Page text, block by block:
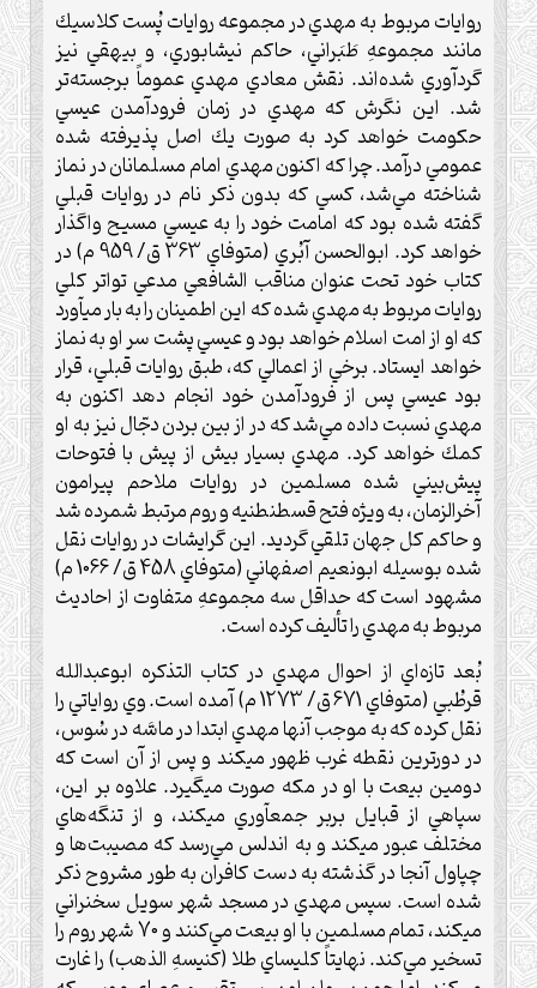
روايات مربوط به مهدي در مجموعه روايات پُست كلاسيك
مانند مجموعهِ طَبَراني، حاكم نيشابوري، و بيهقي نيز
گردآوري شده‌اند. نقش معادي مهدي عموماً برجسته‌تر
شد. اين نگرش كه مهدي در زمان فرودآمدن عيسي
حكومت خواهد كرد به صورت يك اصل پذيرفته شده
عمومي درآمد. چرا كه اكنون مهدي امام مسلمانان در نماز
شناخته مي‌شد، كسي كه بدون ذكر نام در روايات قبلي
گفته شده بود كه امامت خود را به عيسي مسيح واگذار
خواهد كرد. ابوالحسن آبُري (متوفاي 363 ق/ 959 م) در
كتاب خود تحت عنوان مناقب الشافعي مدعي تواتر كلي
روايات مربوط به مهدي شده كه اين اطمينان را به بار ميآورد
كه او از امت اسلام خواهد بود و عيسي پشت سر او به نماز
خواهد ايستاد. برخي از اعمالي كه، طبق روايات قبلي، قرار
بود عيسي پس از فرودآمدن خود انجام دهد اكنون به
مهدي نسبت داده مي‌شد كه در از بين بردن دجّال نيز به او
كمك خواهد كرد. مهدي بسيار بيش از پيش با فتوحات
پيش‌بيني شده مسلمين در روايات ملاحم پيرامون
آخرالزمان، به ويژه فتح قسطنطنيه و روم مرتبط شمرده شد
و حاكم كل جهان تلقي گرديد. اين گرايشات در روايات نقل
شده بوسيله ابونعيم اصفهاني (متوفاي 458 ق/ 1066 م)
مشهود است كه حداقل سه مجموعهِ متفاوت از احاديث
مربوط به مهدي را تأليف كرده است.
بُعد تازه‌اي از احوال مهدي در كتاب التذكره ابوعبدالله
قرطُبي (متوفاي 671 ق/ 1273 م) آمده است. وي رواياتي را
نقل كرده كه به موجب آنها مهدي ابتدا در ماسَّه در سُوس،
در دورترين نقطه غرب ظهور ميكند و پس از آن است كه
دومين بيعت با او در مكه صورت ميگيرد. علاوه بر اين،
سپاهي از قبايل بربر جمعآوري ميكند، و از تنگه‌هاي
مختلف عبور ميكند و به اندلس مي‌رسد كه مصيبت‌ها و
چپاول آنجا در گذشته به دست كافران به طور مشروح ذكر
شده است. سپس مهدي در مسجد شهر سويل سخنراني
ميكند، تمام مسلمين با او بيعت مي‌كنند و 70 شهر روم را
تسخير مي‌كند. نهايتاً كليساي طلا (كنيسهِ الذهب) را غارت